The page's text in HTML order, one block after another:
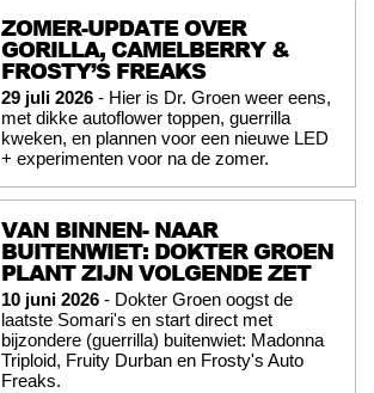
ZOMER-UPDATE OVER
GORILLA, CAMELBERRY &
FROSTY’S FREAKS
29 juli 2026 - Hier is Dr. Groen weer eens,
met dikke autoflower toppen, guerrilla
kweken, en plannen voor een nieuwe LED
+ experimenten voor na de zomer.
VAN BINNEN- NAAR
BUITENWIET: DOKTER GROEN
PLANT ZIJN VOLGENDE ZET
10 juni 2026 - Dokter Groen oogst de
laatste Somari's en start direct met
bijzondere (guerrilla) buitenwiet: Madonna
Triploid, Fruity Durban en Frosty's Auto
Freaks.